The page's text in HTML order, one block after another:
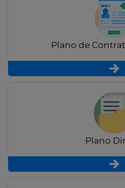
Plano de
Plano